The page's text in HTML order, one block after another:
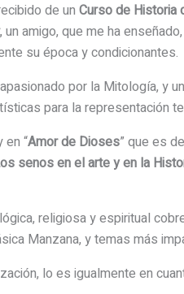
de un Curso de Historia
, un amigo, que me ha
su época y condicionantes.
por la Mitología, y
para la representación
en “Amor de Dioses” que es
senos en el arte y en la
religiosa y espiritual
Manzana, y temas más
lo es igualmente en